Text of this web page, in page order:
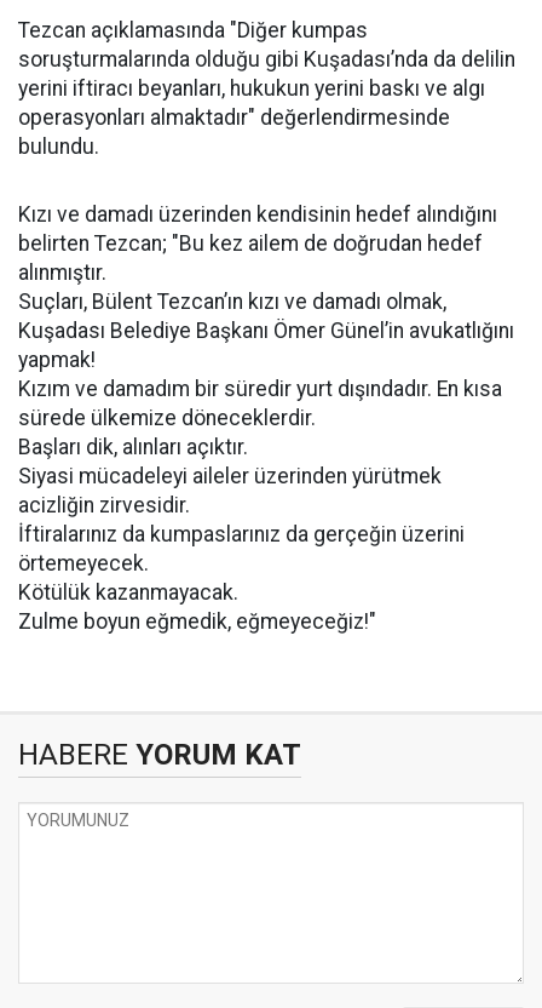
Tezcan açıklamasında "Diğer kumpas
soruşturmalarında olduğu gibi Kuşadası’nda da delilin
yerini iftiracı beyanları, hukukun yerini baskı ve algı
operasyonları almaktadır" değerlendirmesinde
bulundu.
Kızı ve damadı üzerinden kendisinin hedef alındığını
belirten Tezcan; "Bu kez ailem de doğrudan hedef
alınmıştır.
Suçları, Bülent Tezcan’ın kızı ve damadı olmak,
Kuşadası Belediye Başkanı Ömer Günel’in avukatlığını
yapmak!
Kızım ve damadım bir süredir yurt dışındadır. En kısa
sürede ülkemize döneceklerdir.
Başları dik, alınları açıktır.
Siyasi mücadeleyi aileler üzerinden yürütmek
acizliğin zirvesidir.
İftiralarınız da kumpaslarınız da gerçeğin üzerini
örtemeyecek.
Kötülük kazanmayacak.
Zulme boyun eğmedik, eğmeyeceğiz!"
HABERE YORUM KAT